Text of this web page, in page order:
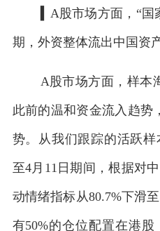
▍A股市场方面，“
期，外资整体流出中国资产
A股市场方面，样本
此前的温和资金流入趋势
势。从我们跟踪的活跃
至4月11日期间，根据对
动情绪指标从80.7%下滑
有50%的仓位配置在港